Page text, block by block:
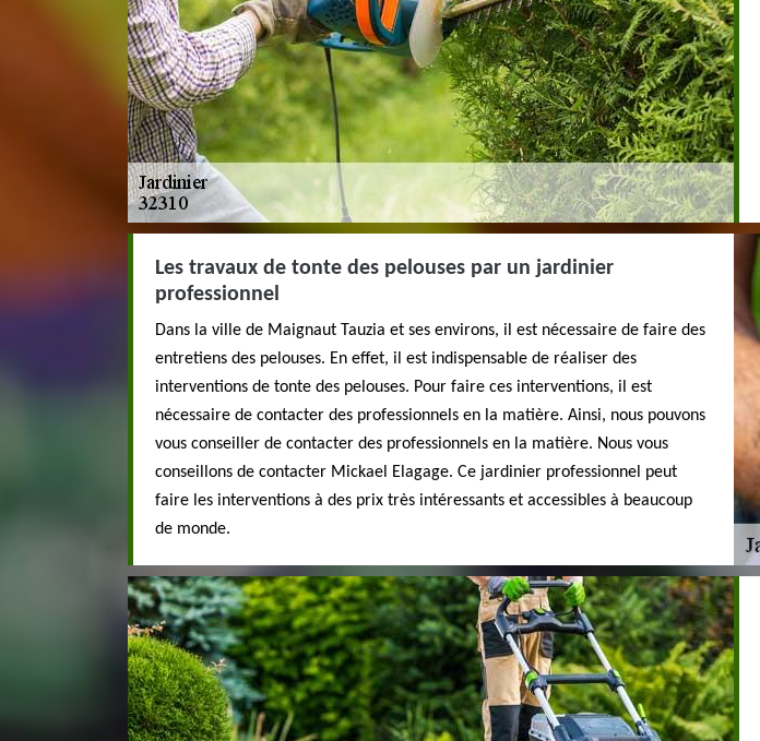
Les travaux de tonte des pelouses par un jardinier
professionnel
Dans la ville de Maignaut Tauzia et ses environs, il est nécessaire de faire des
entretiens des pelouses. En effet, il est indispensable de réaliser des
interventions de tonte des pelouses. Pour faire ces interventions, il est
nécessaire de contacter des professionnels en la matière. Ainsi, nous pouvons
vous conseiller de contacter des professionnels en la matière. Nous vous
conseillons de contacter Mickael Elagage. Ce jardinier professionnel peut
faire les interventions à des prix très intéressants et accessibles à beaucoup
de monde.